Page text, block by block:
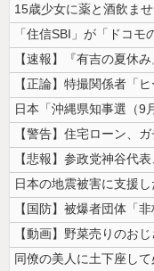
【警告】住宅ローン、
日本の地震被害に支援
同僚の美人に土下座し